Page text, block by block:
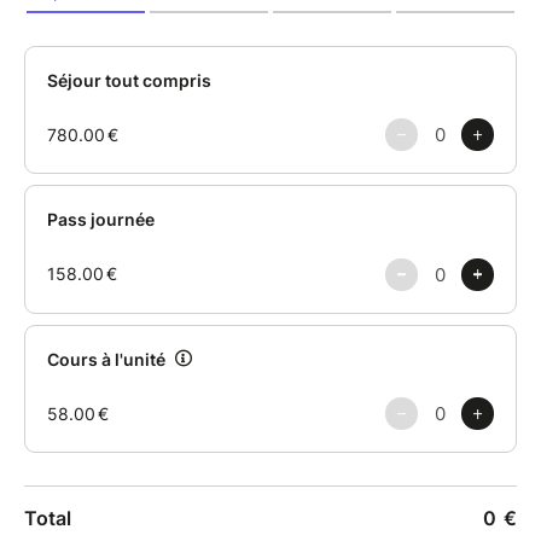
ateliers favorisent une souplesse à long terme qui
Ce que nous explorerons
• Les postures de flexion avant, de flexion arrière
et de rotation externe des hanches
• Comment développer réellement la souplesse (et
contre -productif)).
• La relation entre les hanches, la colonne
vertébrale et l’efficacité du mouvement
• Comment la respiration et la régulation du
système nerveux influencent l’amplitude du
mouvement
• Les schémas de compensation courants qui
limitent la souplesse
• Des outils pratiques que vous pourrez utiliser